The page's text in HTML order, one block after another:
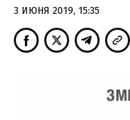
3 ИЮНЯ 2019, 15:35